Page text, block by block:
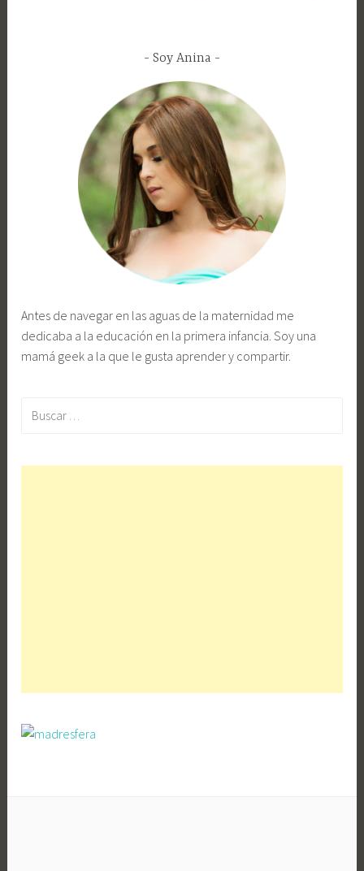
Soy Anina
Antes de navegar en las aguas de la maternidad me
dedicaba a la educación en la primera infancia. Soy una
mamá geek a la que le gusta aprender y compartir.